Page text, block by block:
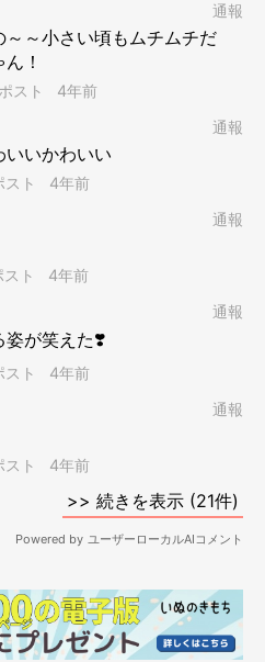
で
へ向かってくる姿が可愛すぎま
なというのが、見ていてわかりま